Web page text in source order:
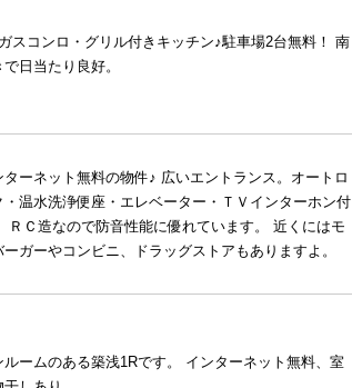
スコンロ・グリル付きキッチン♪駐車場2台無料！ 南
で日当たり良好。
ターネット無料の物件♪ 広いエントランス。オートロ
・温水洗浄便座・エレベーター・ＴＶインターホン付
ＲＣ造なので防音性能に優れています。 近くにはモ
ーガーやコンビニ、ドラッグストアもありますよ。
ルームのある築浅1Rです。 インターネット無料、室